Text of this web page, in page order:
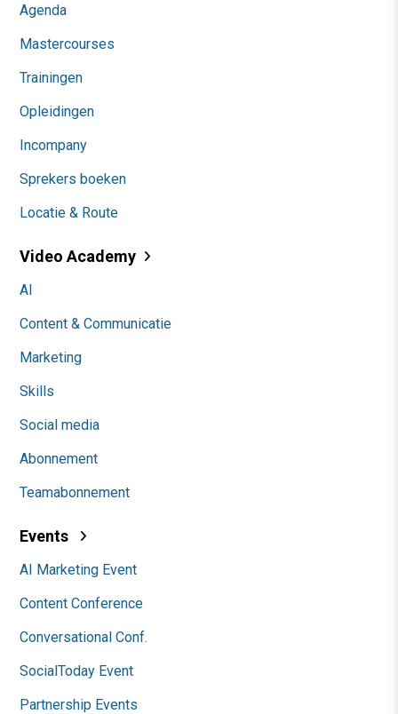
Agenda
Mastercourses
Trainingen
Opleidingen
Incompany
Sprekers boeken
Locatie & Route
Video Academy
AI
Content & Communicatie
Marketing
Skills
Social media
Abonnement
Teamabonnement
Events
AI Marketing Event
Content Conference
Conversational Conf.
SocialToday Event
Partnership Events